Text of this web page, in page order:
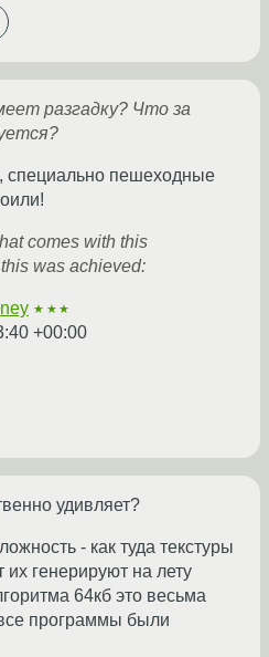
разгадку? Что за
специально пешеходные
comes with this
was achieved:
★★★
+00:00
удивляет?
- как туда текстуры
их генерируют на лету
64кб это весьма
программы были